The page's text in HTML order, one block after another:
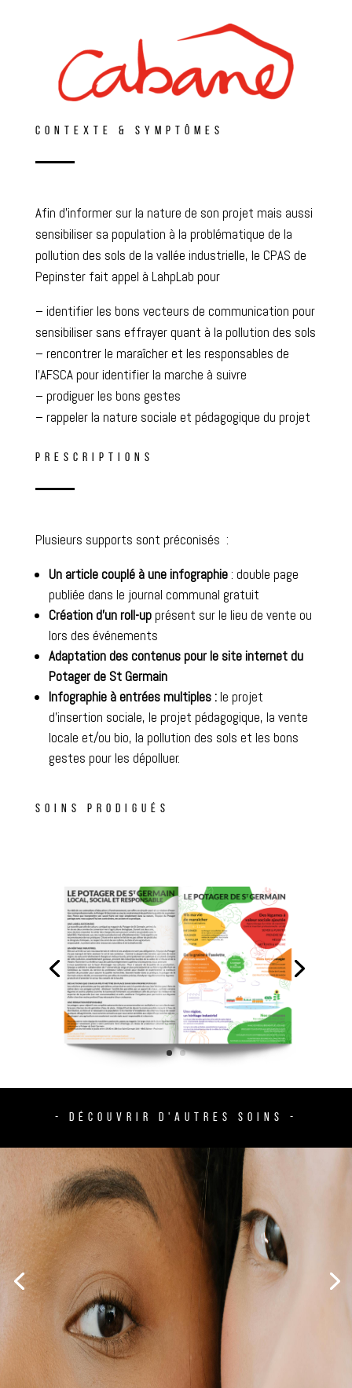
CONTEXTE & SYMPTÔMES
Afin d’informer sur la nature de son projet mais aussi
sensibiliser sa population à la problématique de la
pollution des sols de la vallée industrielle, le CPAS de
Pepinster fait appel à LahpLab pour
– identifier les bons vecteurs de communication pour
sensibiliser sans effrayer quant à la pollution des sols
– rencontrer le maraîcher et les responsables de
l’AFSCA pour identifier la marche à suivre
– prodiguer les bons gestes
– rappeler la nature sociale et pédagogique du projet
PRESCRIPTIONS
Plusieurs supports sont préconisés :
Un article couplé à une infographie: double page
publiée dans le journal communal gratuit
Création d’un roll-upprésent sur le lieu de vente ou
lors des événements
Adaptation des contenus pour le site internet du
Potager de St Germain
Infographie à entrées multiples :le projet
d’insertion sociale, le projet pédagogique, la vente
locale et/ou bio, la pollution des sols et les bons
gestes pour les dépolluer.
SOINS PRODIGUÉS
- DÉCOUVRIR D'AUTRES SOINS -